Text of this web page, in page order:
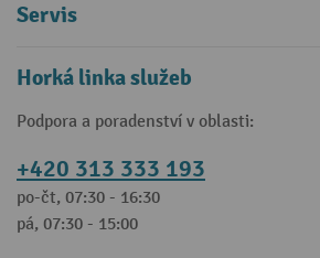
Servis
Horká linka služeb
Podpora a poradenství v oblasti:
+420 313 333 193
po-čt, 07:30 - 16:30
pá, 07:30 - 15:00